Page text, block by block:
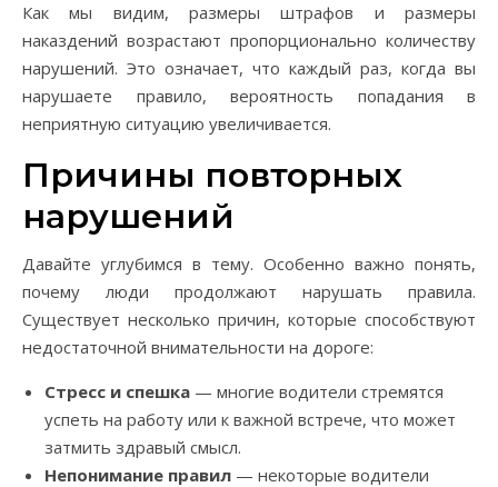
Как мы видим, размеры штрафов и размеры
наказдений возрастают пропорционально количеству
нарушений. Это означает, что каждый раз, когда вы
нарушаете правило, вероятность попадания в
неприятную ситуацию увеличивается.
Причины повторных
нарушений
Давайте углубимся в тему. Особенно важно понять,
почему люди продолжают нарушать правила.
Существует несколько причин, которые способствуют
недостаточной внимательности на дороге:
Стресс и спешка — многие водители стремятся
успеть на работу или к важной встрече, что может
затмить здравый смысл.
Непонимание правил — некоторые водители